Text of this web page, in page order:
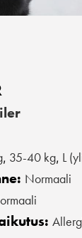
, 35-40 kg, L
Normaali